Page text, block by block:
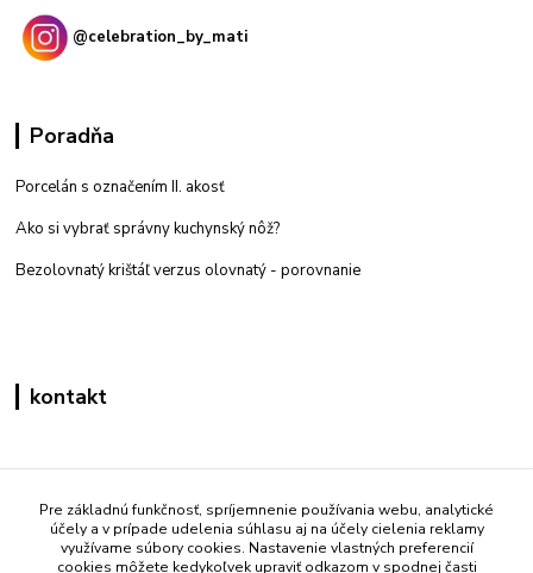
@celebration_by_mati
Poradňa
Porcelán s označením II. akosť
Ako si vybrať správny kuchynský nôž?
Bezolovnatý krištáľ verzus olovnatý - porovnanie
kontakt
+421 908 861 051
(Po - Pia 7:30-15:30)
Pre základnú funkčnosť, spríjemnenie používania webu, analytické
účely a v prípade udelenia súhlasu aj na účely cielenia reklamy
využívame súbory cookies. Nastavenie vlastných preferencií
cookies môžete kedykoľvek upraviť odkazom v spodnej časti